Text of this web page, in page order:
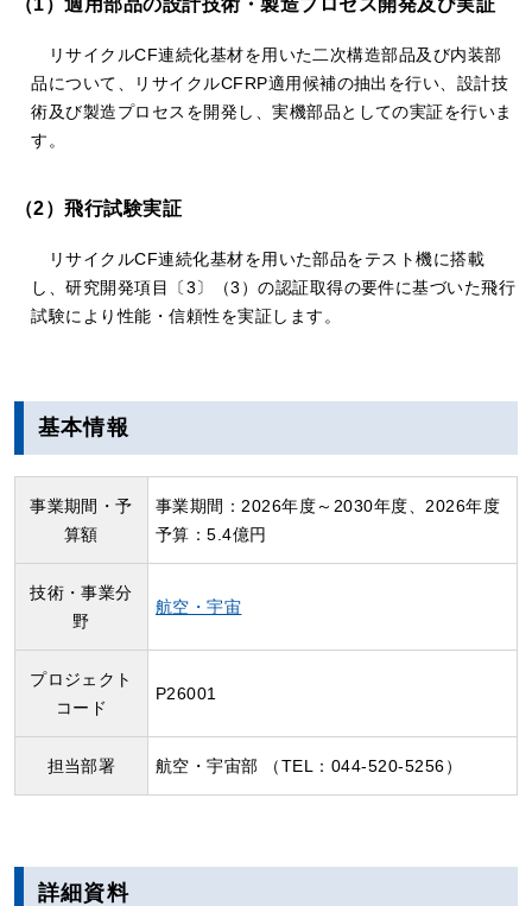
（1）適用部品の設計技術・製造プロセス開発及び実証
リサイクルCF連続化基材を用いた二次構造部品及び内装部
品について、リサイクルCFRP適用候補の抽出を行い、設計技
術及び製造プロセスを開発し、実機部品としての実証を行いま
す。
（2）飛行試験実証
リサイクルCF連続化基材を用いた部品をテスト機に搭載
し、研究開発項目〔3〕（3）の認証取得の要件に基づいた飛行
試験により性能・信頼性を実証します。
基本情報
事業期間・予
算額
事業期間：2026年度～2030年度、2026年度
予算：5.4億円
技術・事業分
野
航空・宇宙
プロジェクト
コード
P26001
担当部署 航空・宇宙部 （TEL：044-520-5256）
詳細資料